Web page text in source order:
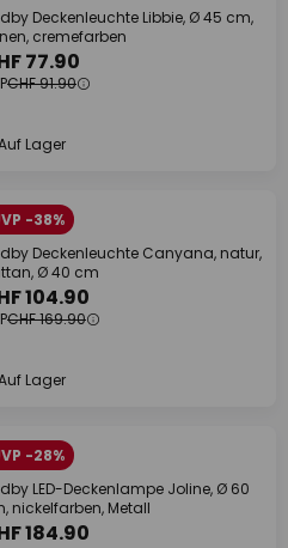
Deckenleuchte Libbie, Ø 45 cm,
cremefarben
77.90
CHF 91.90
Lager
-38%
Deckenleuchte Canyana, natur,
Ø 40 cm
104.90
CHF 169.90
Lager
-28%
LED-Deckenlampe Joline, Ø 60
nickelfarben, Metall
184.90